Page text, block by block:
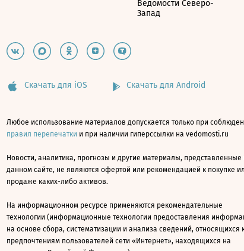
Ведомости Северо-
Запад
Скачать для iOS Скачать для Android
Любое использование материалов допускается только при
правил перепечатки и при наличии гиперссылки на vedomosti.ru
Новости, аналитика, прогнозы и другие материалы, представленные
данном сайте, не являются офертой или рекомендацией к покупке
продаже каких-либо активов.
На информационном ресурсе применяются рекомендательные
технологии (информационные технологии предоставления
на основе сбора, систематизации и анализа сведений, относящихся
предпочтениям пользователей сети «Интернет», находящихся на